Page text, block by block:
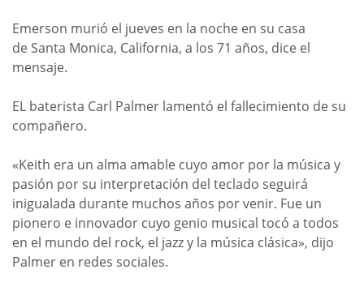
Emerson murió el jueves en la noche en su casa
de Santa Monica, California, a los 71 años, dice el
mensaje.
EL baterista Carl Palmer lamentó el fallecimiento de su
compañero.
«Keith era un alma amable cuyo amor por la música y
pasión por su interpretación del teclado seguirá
inigualada durante muchos años por venir. Fue un
pionero e innovador cuyo genio musical tocó a todos
en el mundo del rock, el jazz y la música clásica», dijo
Palmer en redes sociales.